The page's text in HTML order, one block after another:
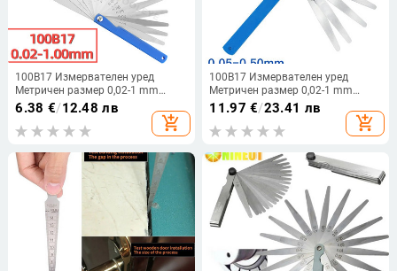
100B17 Измервателен уред
Метричен размер 0,02-1 mm
Комплект уреди за дебелина
Клапани Листа от клапани
Пролука на запалителната свещ
сондата
6.38 €/12.48 лв
add_shopping_cart
100B17 Измервателен уред
Метричен размер 0,02-1 mm
Комплект уреди за дебелина
Клапани Листа от клапани
Пролука на запалителната свещ
сондата
11.97 €/23.41 лв
add_shopping_cart